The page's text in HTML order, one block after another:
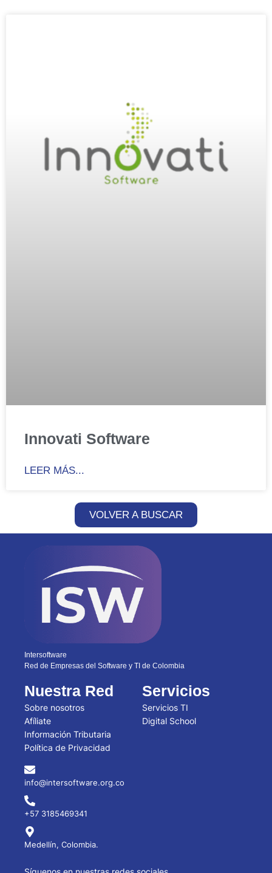
Innovati Software
LEER MÁS...
VOLVER A BUSCAR
Intersoftware
Red de Empresas del Software y TI de Colombia
Nuestra Red
Sobre nosotros
Afíliate
Información Tributaria
Política de Privacidad
Servicios
Servicios TI
Digital School
info@intersoftware.org.co
+57 3185469341
Medellín, Colombia.